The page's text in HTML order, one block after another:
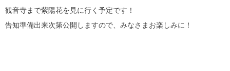
観音寺まで紫陽花を見に行く予定です！
告知準備出来次第公開しますので、みなさまお楽しみに！